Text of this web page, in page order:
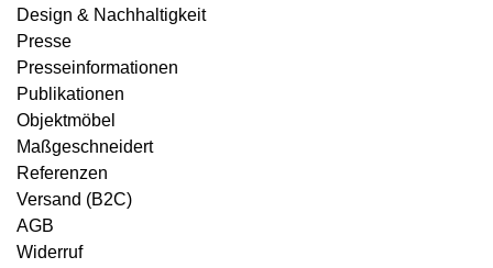
Design & Nachhaltigkeit
Presse
Presseinformationen
Publikationen
Objektmöbel
Maßgeschneidert
Referenzen
Versand (B2C)
AGB
Widerruf